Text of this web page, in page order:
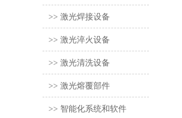
>> 激光焊接设备
>> 激光淬火设备
>> 激光清洗设备
>> 激光熔覆部件
>> 智能化系统和软件
/